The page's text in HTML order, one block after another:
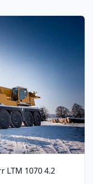
LTM 1070 4.2